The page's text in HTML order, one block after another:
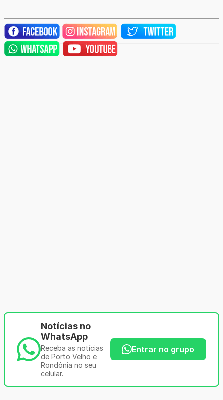
Notícias no
WhatsApp
Receba as notícias
de Porto Velho e
Rondônia no seu
celular.
Entrar no grupo